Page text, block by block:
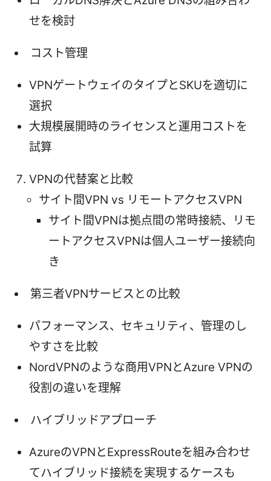
せを検討
コスト管理
VPNゲートウェイのタイプとSKUを適切に
選択
大規模展開時のライセンスと運用コストを
試算
VPNの代替案と比較
サイト間VPN vs リモートアクセスVPN
サイト間VPNは拠点間の常時接続、リモ
ートアクセスVPNは個人ユーザー接続向
き
第三者VPNサービスとの比較
パフォーマンス、セキュリティ、管理のし
やすさを比較
NordVPNのような商用VPNとAzure VPNの
役割の違いを理解
ハイブリッドアプローチ
AzureのVPNとExpressRouteを組み合わせ
てハイブリッド接続を実現するケースも